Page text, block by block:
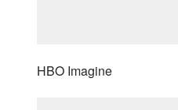
HBO Imagine